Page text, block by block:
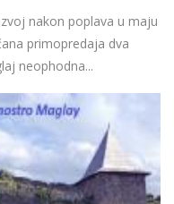
nakon poplava u maju
primopredaja dva
neophodna...